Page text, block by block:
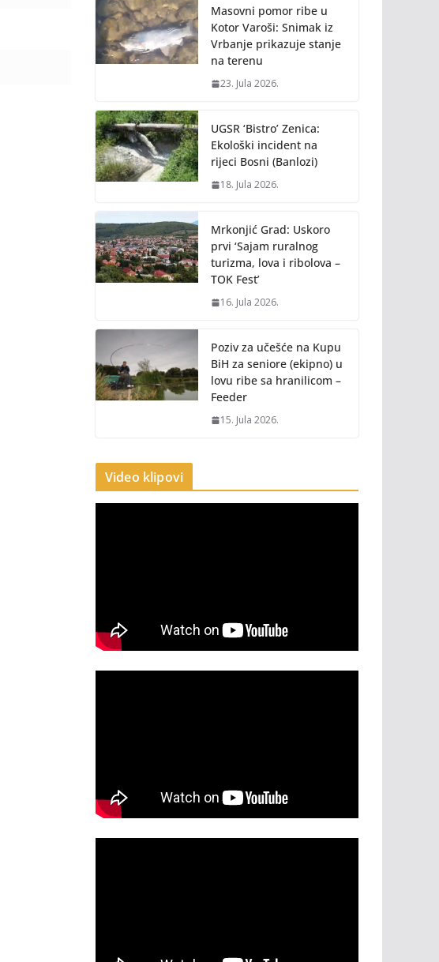
Masovni pomor ribe u
Kotor Varoši: Snimak iz
Vrbanje prikazuje stanje
na terenu
23. Jula 2026.
UGSR ‘Bistro’ Zenica:
Ekološki incident na
rijeci Bosni (Banlozi)
18. Jula 2026.
Mrkonjić Grad: Uskoro
prvi ‘Sajam ruralnog
turizma, lova i ribolova –
TOK Fest’
16. Jula 2026.
Poziv za učešće na Kupu
BiH za seniore (ekipno) u
lovu ribe sa hranilicom –
Feeder
15. Jula 2026.
Video klipovi